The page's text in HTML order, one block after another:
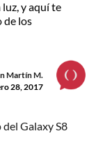
luz, y aquí te
de los
Martín M.
28, 2017